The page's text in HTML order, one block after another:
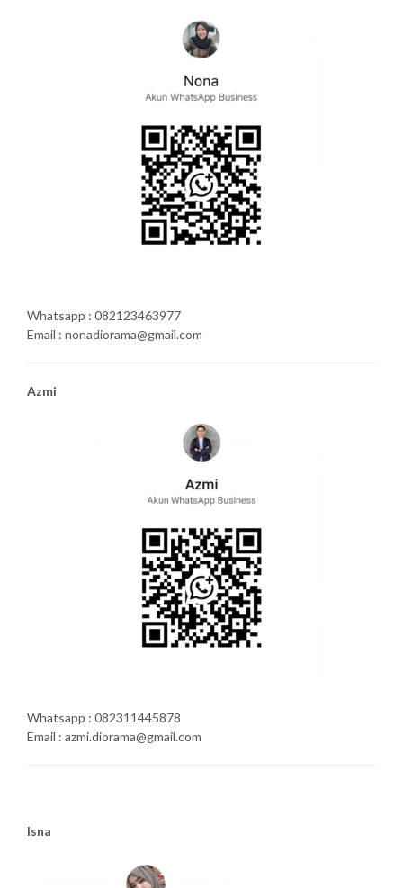
Whatsapp : 082123463977
Email : nonadiorama@gmail.com
Azmi
Whatsapp : 082311445878
Email : azmi.diorama@gmail.com
Isna